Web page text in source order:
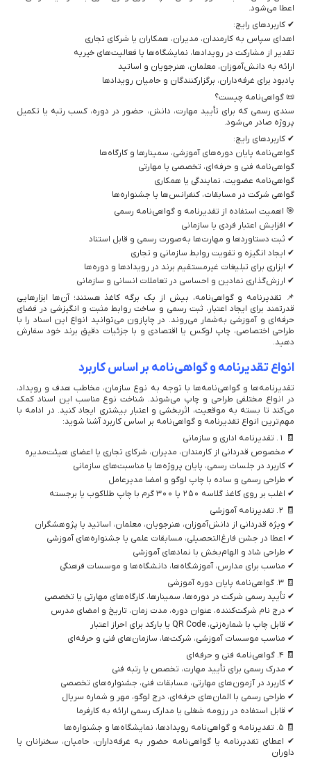
اعطا می‌شود.
✔ کاربردهای رایج:
اهدای سپاس به کارمندان، مدیران، همکاران یا شرکای تجاری
تقدیر از مشارکت در رویدادها، نمایشگاه‌ها یا فعالیت‌های خیریه
ارائه به دانش‌آموزان، معلمان، هنرجویان و اساتید
یادبود برای غرفه‌داران، برگزارکنندگان و حامیان رویدادها
📜 گواهی‌نامه چیست؟
سندی رسمی که برای تأیید مهارت، دانش، حضور در دوره، کسب رتبه یا تکمیل
پروژه صادر می‌شود.
✔ کاربردهای رایج:
گواهی‌نامه پایان دوره‌های آموزشی، سمینارها و کارگاه‌ها
گواهی‌نامه فنی و حرفه‌ای، تخصصی یا مهارتی
گواهی‌نامه عضویت، نمایندگی یا همکاری
گواهی شرکت در مسابقات، کنفرانس‌ها یا جشنواره‌ها
🎯 اهمیت استفاده از تقدیرنامه و گواهی‌نامه رسمی
✔ افزایش اعتبار فردی یا سازمانی
✔ ثبت دستاوردها و مهارت‌ها به‌صورت رسمی و قابل استناد
✔ ایجاد انگیزه و تقویت روابط سازمانی و تجاری
✔ ابزاری برای تبلیغات غیرمستقیم برند در رویدادها و دوره‌ها
✔ ارزش‌گذاری نمادین و احساسی در تعاملات انسانی و سازمانی
📌 تقدیرنامه و گواهی‌نامه، بیش از یک برگه کاغذ هستند؛ آن‌ها ابزارهایی
قدرتمند برای ایجاد اعتبار، ثبت رسمی و ساخت روابط مثبت و انگیزشی در فضای
حرفه‌ای و آموزشی به‌شمار می‌روند. در چاپازون می‌توانید انواع این اسناد را با
طراحی اختصاصی، چاپ لوکس یا اقتصادی و با جزئیات دقیق برند خود سفارش
دهید.
انواع تقدیرنامه و گواهی‌نامه بر اساس کاربرد
تقدیرنامه‌ها و گواهی‌نامه‌ها با توجه به نوع سازمان، مخاطب هدف و رویداد،
در انواع مختلفی طراحی و چاپ می‌شوند. شناخت نوع مناسب این اسناد کمک
می‌کند تا بسته به موقعیت، اثربخشی و اعتبار بیشتری ایجاد کنید. در ادامه با
مهم‌ترین انواع تقدیرنامه و گواهی‌نامه بر اساس کاربرد آشنا شوید:
🧾 ۱. تقدیرنامه اداری و سازمانی
✔ مخصوص قدردانی از کارمندان، مدیران، شرکای تجاری یا اعضای هیئت‌مدیره
✔ کاربرد در جلسات رسمی، پایان پروژه‌ها یا مناسبت‌های سازمانی
✔ طراحی رسمی و ساده با چاپ لوگو و امضا مدیرعامل
✔ اغلب بر روی کاغذ گلاسه ۲۵۰ یا ۳۰۰ گرم با چاپ طلاکوب یا برجسته
🧾 ۲. تقدیرنامه آموزشی
✔ ویژه قدردانی از دانش‌آموزان، هنرجویان، معلمان، اساتید یا پژوهشگران
✔ اعطا در جشن فارغ‌التحصیلی، مسابقات علمی یا جشنواره‌های آموزشی
✔ طراحی شاد و الهام‌بخش با نمادهای آموزشی
✔ مناسب برای مدارس، آموزشگاه‌ها، دانشگاه‌ها و موسسات فرهنگی
🧾 ۳. گواهی‌نامه پایان دوره آموزشی
✔ تأیید رسمی شرکت در دوره‌ها، سمینارها، کارگاه‌های مهارتی یا تخصصی
✔ درج نام شرکت‌کننده، عنوان دوره، مدت زمان، تاریخ و امضای مدرس
✔ قابل چاپ با شماره‌زنی، QR Code یا بارکد برای احراز اعتبار
✔ مناسب موسسات آموزشی، شرکت‌ها، سازمان‌های فنی و حرفه‌ای
🧾 ۴. گواهی‌نامه فنی و حرفه‌ای
✔ مدرک رسمی برای تأیید مهارت، تخصص یا رتبه فنی
✔ کاربرد در آزمون‌های مهارتی، مسابقات فنی، جشنواره‌های تخصصی
✔ طراحی رسمی با المان‌های حرفه‌ای، درج لوگو، مهر و شماره سریال
✔ قابل استفاده در رزومه شغلی یا مدارک رسمی ارائه به کارفرما
🧾 ۵. تقدیرنامه و گواهی‌نامه رویدادها، نمایشگاه‌ها و جشنواره‌ها
✔ اعطای تقدیرنامه یا گواهی‌نامه حضور به غرفه‌داران، حامیان، سخنرانان یا
داوران